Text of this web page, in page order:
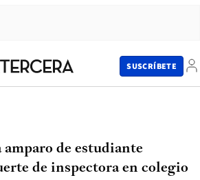
SUSCRÍBETE
amparo de estudiante
de inspectora en colegio